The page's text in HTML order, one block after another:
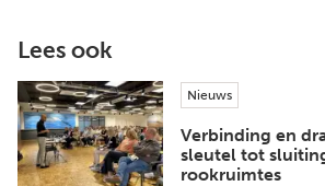
Lees ook
Nieuws
Verbinding en
sleutel tot
rookruimtes